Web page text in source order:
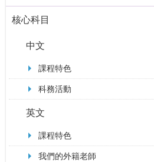
核心科目
中文
課程特色
科務活動
英文
課程特色
我們的外籍老師